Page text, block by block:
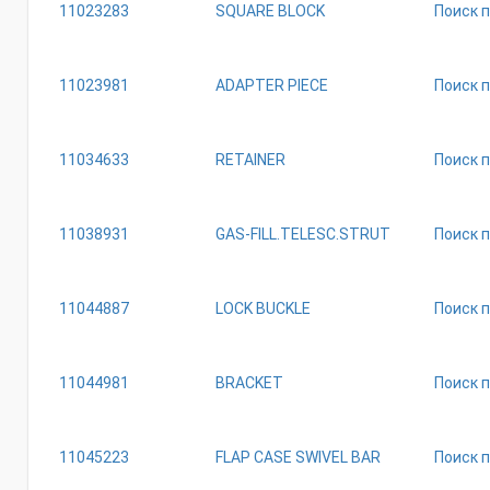
11023283 SQUARE BLOCK Поиск
11023981 ADAPTER PIECE Поиск
11034633 RETAINER Поиск
11038931 GAS-FILL.TELESC.STRUT Поиск
11044887 LOCK BUCKLE Поиск
11044981 BRACKET Поиск
11045223 FLAP CASE SWIVEL BAR Поиск